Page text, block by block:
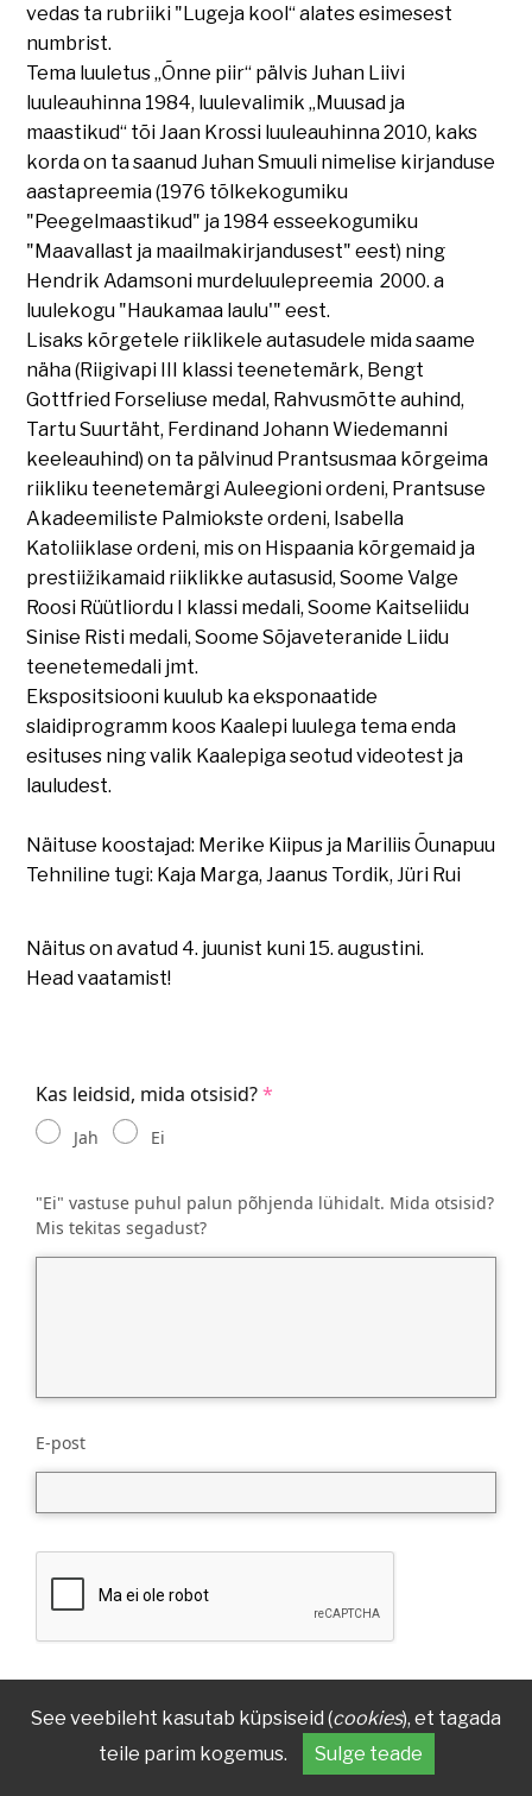
vedas ta rubriiki "Lugeja kool“ alates esimesest
numbrist.
Tema luuletus „Õnne piir“ pälvis Juhan Liivi
luuleauhinna 1984, luulevalimik „Muusad ja
maastikud“ tõi Jaan Krossi luuleauhinna 2010, kaks
korda on ta saanud Juhan Smuuli nimelise kirjanduse
aastapreemia (1976 tõlkekogumiku
"Peegelmaastikud" ja 1984 esseekogumiku
"Maavallast ja maailmakirjandusest" eest) ning
Hendrik Adamsoni murdeluulepreemia 2000. a
luulekogu "Haukamaa laulu'" eest.
Lisaks kõrgetele riiklikele autasudele mida saame
näha (Riigivapi III klassi teenetemärk, Bengt
Gottfried Forseliuse medal, Rahvusmõtte auhind,
Tartu Suurtäht, Ferdinand Johann Wiedemanni
keeleauhind) on ta pälvinud Prantsusmaa kõrgeima
riikliku teenetemärgi Auleegioni ordeni, Prantsuse
Akadeemiliste Palmiokste ordeni, Isabella
Katoliiklase ordeni, mis on Hispaania kõrgemaid ja
prestiižikamaid riiklikke autasusid, Soome Valge
Roosi Rüütliordu I klassi medali, Soome Kaitseliidu
Sinise Risti medali, Soome Sõjaveteranide Liidu
teenetemedali jmt.
Ekspositsiooni kuulub ka eksponaatide
slaidiprogramm koos Kaalepi luulega tema enda
esituses ning valik Kaalepiga seotud videotest ja
lauludest.
Näituse koostajad: Merike Kiipus ja Mariliis Õunapuu
Tehniline tugi: Kaja Marga, Jaanus Tordik, Jüri Rui
Näitus on avatud 4. juunist kuni 15. augustini.
Head vaatamist!
Kas leidsid, mida otsisid?
Jah Ei
"Ei" vastuse puhul palun põhjenda lühidalt. Mida otsisid?
Mis tekitas segadust?
E-post
See veebileht kasutab küpsiseid (cookies), et tagada
teile parim kogemus.
Sulge teade